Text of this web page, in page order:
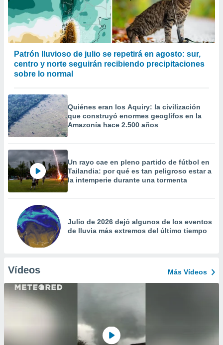
Patrón lluvioso de julio se repetirá en agosto: sur,
centro y norte seguirán recibiendo precipitaciones
sobre lo normal
Quiénes eran los Aquiry: la civilización
que construyó enormes geoglifos en la
Amazonía hace 2.500 años
Un rayo cae en pleno partido de fútbol en
Tailandia: por qué es tan peligroso estar a
la intemperie durante una tormenta
Julio de 2026 dejó algunos de los eventos
de lluvia más extremos del último tiempo
Vídeos Más Vídeos